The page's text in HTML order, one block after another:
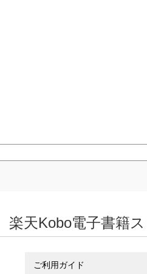
楽天Kobo電子書籍
ご利用ガイド